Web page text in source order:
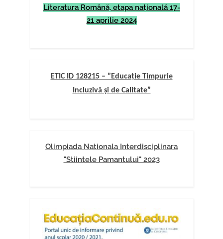
Literatura Română, etapa naţională 17-
21 aprilie 2024
ETIC ID 128215 – ”Educație Timpurie
Incluzivă și de Calitate”
Olimpiada Nationala Interdisciplinara
"Stiintele Pamantului" 2023